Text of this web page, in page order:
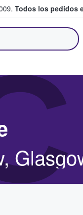
Todos los pedidos
entre fans